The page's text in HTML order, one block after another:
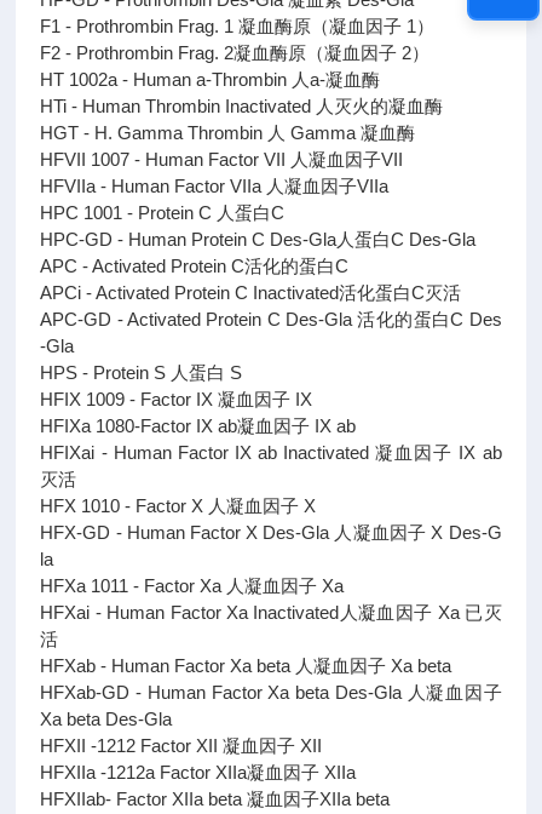
F1 - Prothrombin Frag. 1 凝血酶原（凝血因子 1）
F2 - Prothrombin Frag. 2凝血酶原（凝血因子 2）
HT 1002a - Human a-Thrombin 人a-凝血酶
HTi - Human Thrombin Inactivated 人灭火的凝血酶
HGT - H. Gamma Thrombin 人 Gamma 凝血酶
HFVII 1007 - Human Factor VII 人凝血因子VII
HFVIIa - Human Factor VIIa 人凝血因子VIIa
HPC 1001 - Protein C 人蛋白C
HPC-GD - Human Protein C Des-Gla人蛋白C Des-Gla
APC - Activated Protein C活化的蛋白C
APCi - Activated Protein C Inactivated活化蛋白C灭活
APC-GD - Activated Protein C Des-Gla 活化的蛋白C Des
-Gla
HPS - Protein S 人蛋白 S
HFIX 1009 - Factor IX 凝血因子 IX
HFIXa 1080-Factor IX ab凝血因子 IX ab
HFIXai - Human Factor IX ab Inactivated 凝血因子 IX ab
灭活
HFX 1010 - Factor X 人凝血因子 X
HFX-GD - Human Factor X Des-Gla 人凝血因子 X Des-G
la
HFXa 1011 - Factor Xa 人凝血因子 Xa
HFXai - Human Factor Xa Inactivated人凝血因子 Xa 已灭
活
HFXab - Human Factor Xa beta 人凝血因子 Xa beta
HFXab-GD - Human Factor Xa beta Des-Gla 人凝血因子
Xa beta Des-Gla
HFXII -1212 Factor XII 凝血因子 XII
HFXIIa -1212a Factor XIIa凝血因子 XIIa
HFXIIab- Factor XIIa beta 凝血因子XIIa beta